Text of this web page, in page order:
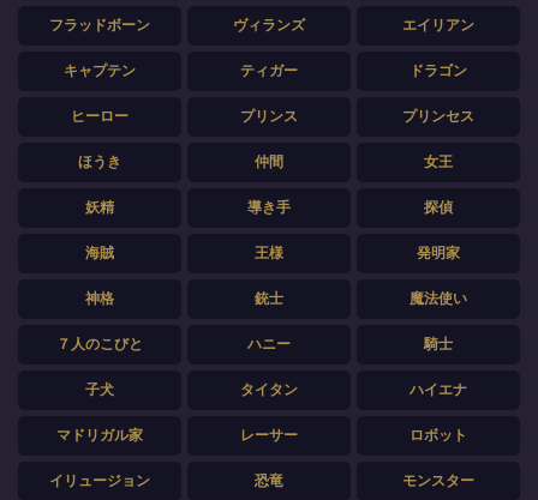
フラッドボーン ヴィランズ エイリアン
キャプテン ティガー ドラゴン
ヒーロー プリンス プリンセス
ほうき 仲間 女王
妖精 導き手 探偵
海賊 王様 発明家
神格 銃士 魔法使い
７人のこびと ハニー 騎士
子犬 タイタン ハイエナ
マドリガル家 レーサー ロボット
イリュージョン 恐竜 モンスター